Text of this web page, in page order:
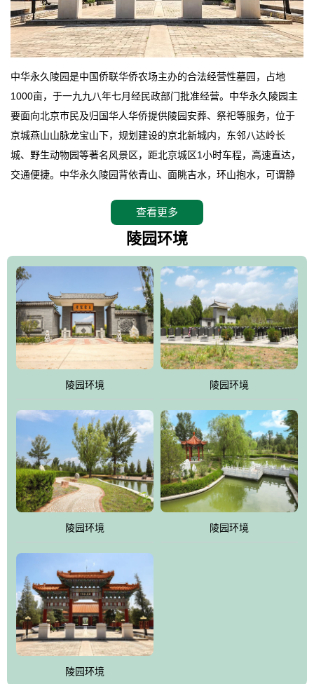
中华永久陵园是中国侨联华侨农场主办的合法经营性墓园，占地
1000亩，于一九九八年七月经民政部门批准经营。中华永久陵园主
要面向北京市民及归国华人华侨提供陵园安葬、祭祀等服务，位于
京城燕山山脉龙宝山下，规划建设的京北新城内，东邻八达岭长
城、野生动物园等著名风景区，距北京城区1小时车程，高速直达，
交通便捷。中华永久陵园背依青山、面眺吉水，环山抱水，可谓静
地。在总体设计上完全以中国传统文化作为前渠，由三条山脊环绕
而成，宛如一把太师椅，呈坐南朝北向，左青龙，右白虎，前朱
环绕挡住了外界的风吹，流动的生气遇到官厅的水又止住了，正好
符合山环水抱，藏风纳气的要求。中华永久陵园风景庄重典雅、气
势如宏，是华北地区最大的平川式墓园，陵园以皇家建筑风格为载
体吸取现代园林艺术之精华
查看更多
陵园环境
陵园环境 陵园环境
陵园环境 陵园环境
陵园环境